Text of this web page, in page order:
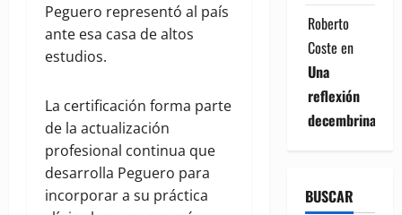
Peguero representó al país
ante esa casa de altos
estudios.
La certificación forma parte
de la actualización
profesional continua que
desarrolla Peguero para
incorporar a su práctica
Roberto
Coste en
Una
reflexión
decembrina
BUSCAR